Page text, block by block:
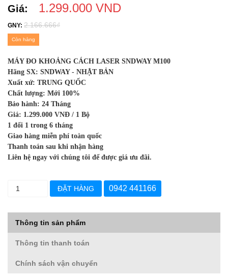
Giá: 1.299.000 VND
GNY: 2.166.666₫
Còn hàng
MÁY ĐO KHOẢNG CÁCH LASER SNDWAY M100
Hãng SX: SNDWAY - NHẬT BẢN
Xuất xứ: TRUNG QUỐC
Chất lượng: Mới 100%
Bảo hành: 24 Tháng
Giá: 1.299.000 VNĐ / 1 Bộ
1 đổi 1 trong 6 tháng
Giao hàng miễn phí toàn quốc
Thanh toán sau khi nhận hàng
Liên hệ ngay với chúng tôi để được giá ưu đãi.
ĐẶT HÀNG 0942 441166
Thông tin sản phẩm
Thông tin thanh toán
Chính sách vận chuyển